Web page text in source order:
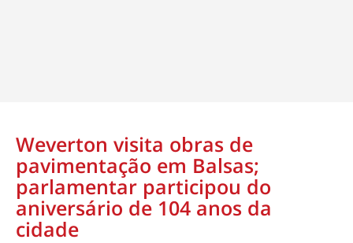
Weverton visita obras de
pavimentação em Balsas;
parlamentar participou do
aniversário de 104 anos da
cidade